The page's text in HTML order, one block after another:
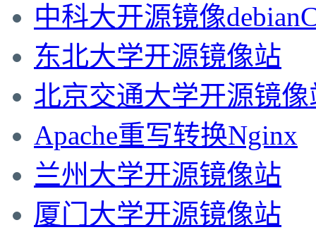
中科大开源镜像
东北大学开源镜像站
北京交通大学开源镜像
Apache重写转换Nginx
兰州大学开源镜像站
厦门大学开源镜像站